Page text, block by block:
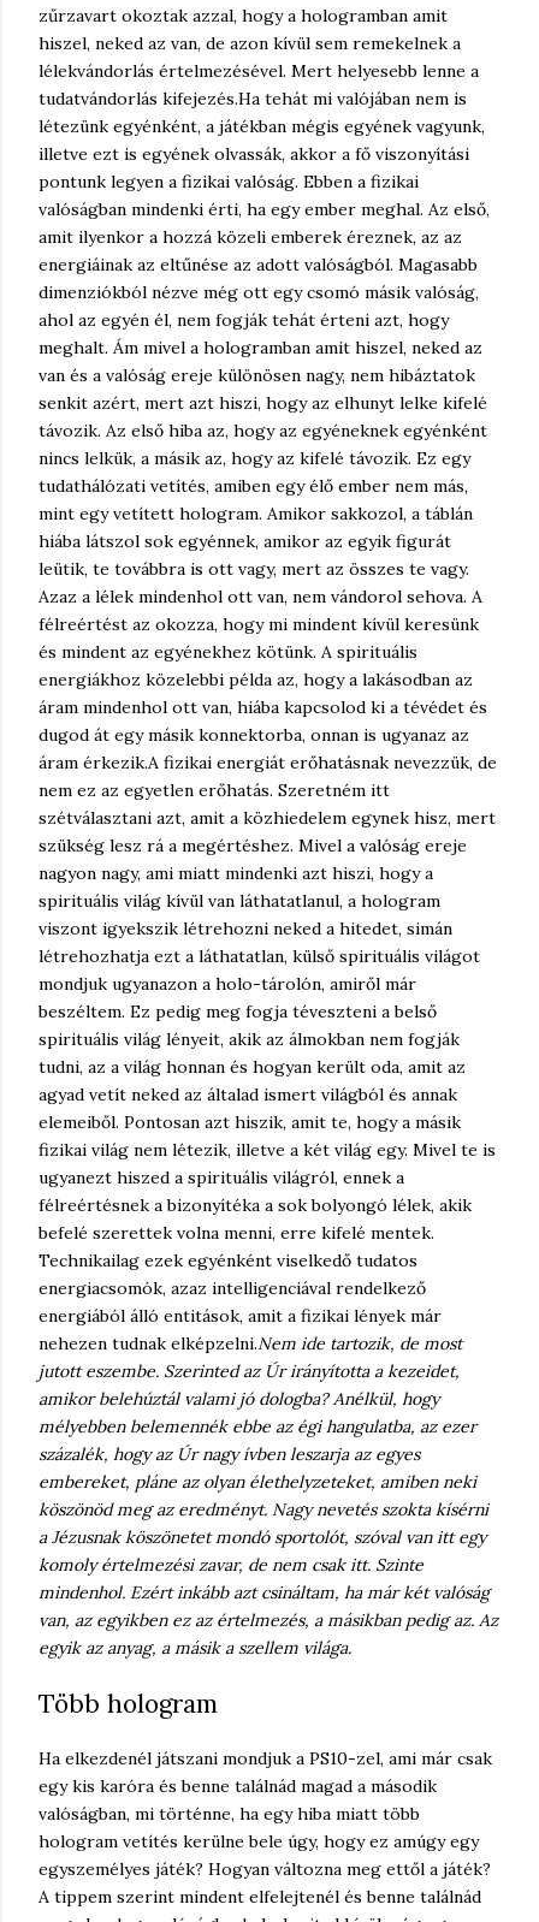
zűrzavart okoztak azzal, hogy a hologramban amit
hiszel, neked az van, de azon kívül sem remekelnek a
lélekvándorlás értelmezésével. Mert helyesebb lenne a
tudatvándorlás kifejezés.Ha tehát mi valójában nem is
létezünk egyénként, a játékban mégis egyének vagyunk,
illetve ezt is egyének olvassák, akkor a fő viszonyítási
pontunk legyen a fizikai valóság. Ebben a fizikai
valóságban mindenki érti, ha egy ember meghal. Az első,
amit ilyenkor a hozzá közeli emberek éreznek, az az
energiáinak az eltűnése az adott valóságból. Magasabb
dimenziókból nézve még ott egy csomó másik valóság,
ahol az egyén él, nem fogják tehát érteni azt, hogy
meghalt. Ám mivel a hologramban amit hiszel, neked az
van és a valóság ereje különösen nagy, nem hibáztatok
senkit azért, mert azt hiszi, hogy az elhunyt lelke kifelé
távozik. Az első hiba az, hogy az egyéneknek egyénként
nincs lelkük, a másik az, hogy az kifelé távozik. Ez egy
tudathálózati vetítés, amiben egy élő ember nem más,
mint egy vetített hologram. Amikor sakkozol, a táblán
hiába látszol sok egyénnek, amikor az egyik figurát
leütik, te továbbra is ott vagy, mert az összes te vagy.
Azaz a lélek mindenhol ott van, nem vándorol sehova. A
félreértést az okozza, hogy mi mindent kívül keresünk
és mindent az egyénekhez kötünk. A spirituális
energiákhoz közelebbi példa az, hogy a lakásodban az
áram mindenhol ott van, hiába kapcsolod ki a tévédet és
dugod át egy másik konnektorba, onnan is ugyanaz az
áram érkezik.A fizikai energiát erőhatásnak nevezzük, de
nem ez az egyetlen erőhatás. Szeretném itt
szétválasztani azt, amit a közhiedelem egynek hisz, mert
szükség lesz rá a megértéshez. Mivel a valóság ereje
nagyon nagy, ami miatt mindenki azt hiszi, hogy a
spirituális világ kívül van láthatatlanul, a hologram
viszont igyekszik létrehozni neked a hitedet, simán
létrehozhatja ezt a láthatatlan, külső spirituális világot
mondjuk ugyanazon a holo-tárolón, amiről már
beszéltem. Ez pedig meg fogja téveszteni a belső
spirituális világ lényeit, akik az álmokban nem fogják
tudni, az a világ honnan és hogyan került oda, amit az
agyad vetít neked az általad ismert világból és annak
elemeiből. Pontosan azt hiszik, amit te, hogy a másik
fizikai világ nem létezik, illetve a két világ egy. Mivel te is
ugyanezt hiszed a spirituális világról, ennek a
félreértésnek a bizonyítéka a sok bolyongó lélek, akik
befelé szerettek volna menni, erre kifelé mentek.
Technikailag ezek egyénként viselkedő tudatos
energiacsomók, azaz intelligenciával rendelkező
energiából álló entitások, amit a fizikai lények már
nehezen tudnak elképzelni.Nem ide tartozik, de most
jutott eszembe. Szerinted az Úr irányította a kezeidet,
amikor belehúztál valami jó dologba? Anélkül, hogy
mélyebben belemennék ebbe az égi hangulatba, az ezer
százalék, hogy az Úr nagy ívben leszarja az egyes
embereket, pláne az olyan élethelyzeteket, amiben neki
köszönöd meg az eredményt. Nagy nevetés szokta kísérni
a Jézusnak köszönetet mondó sportolót, szóval van itt egy
komoly értelmezési zavar, de nem csak itt. Szinte
mindenhol. Ezért inkább azt csináltam, ha már két valóság
van, az egyikben ez az értelmezés, a másikban pedig az. Az
egyik az anyag, a másik a szellem világa.
Több hologram
Ha elkezdenél játszani mondjuk a PS10-zel, ami már csak
egy kis karóra és benne találnád magad a második
valóságban, mi történne, ha egy hiba miatt több
hologram vetítés kerülne bele úgy, hogy ez amúgy egy
egyszemélyes játék? Hogyan változna meg ettől a játék?
A tippem szerint mindent elfelejtenél és benne találnád